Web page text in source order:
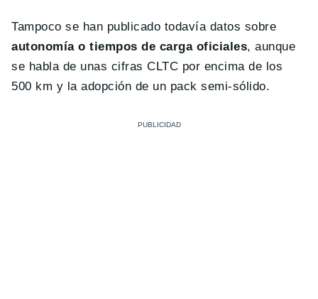
Tampoco se han publicado todavía datos sobre
autonomía o tiempos de carga oficiales, aunque
se habla de unas cifras CLTC por encima de los
500 km y la adopción de un pack semi-sólido.